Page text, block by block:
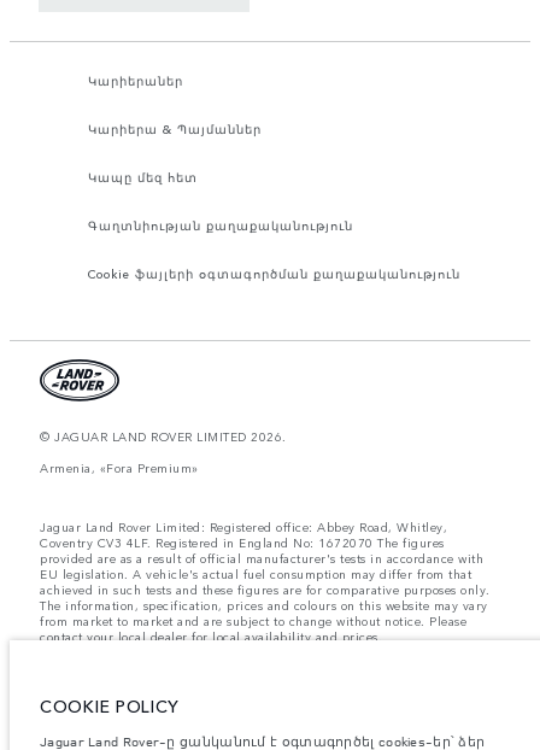
Կարիերաներ
Կարիերա & Պայմաններ
Կապը մեզ հետ
Գաղտնիության քաղաքականություն
Cookie ֆայլերի օգտագործման քաղաքականություն
© JAGUAR LAND ROVER LIMITED 2026.
Armenia, «Fora Premium»
Jaguar Land Rover Limited: Registered office: Abbey Road, Whitley,
Coventry CV3 4LF. Registered in England No: 1672070 The figures
provided are as a result of official manufacturer's tests in accordance with
EU legislation. A vehicle's actual fuel consumption may differ from that
achieved in such tests and these figures are for comparative purposes only.
The information, specification, prices and colours on this website may vary
from market to market and are subject to change without notice. Please
contact your local dealer for local availability and prices.
տեղադրված այլ պարագաներն ազդում են օգտակար բեռով
բեռնունակության վրա։ Համոզվե՛ք, որ աքսեսուարներով,
COOKIE POLICY
Jaguar Land Rover-ը ցանկանում է օգտագործել cookies-եր՝ ձեր